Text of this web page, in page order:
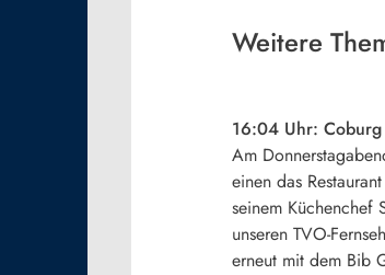
Weitere
16:04 Uhr:
Am
einen das
seinem Küchenchef
unseren TVO-
erneut mit dem Bib